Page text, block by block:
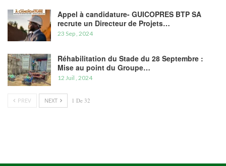
Appel à candidature- GUICOPRES BTP SA
recrute un Directeur de Projets…
23 Sep , 2024
Réhabilitation du Stade du 28 Septembre :
Mise au point du Groupe…
12 Juil , 2024
PREV NEXT 1 De 32